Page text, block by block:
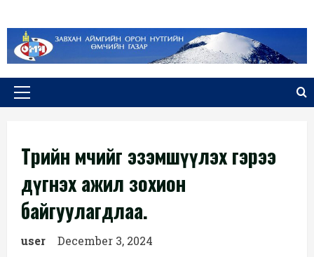
to
content
Primary
Төрийн өмчийг эзэмшүүлэх гэрээ
дүгнэх ажил зохион
байгуулагдлаа.
user December 3, 2024